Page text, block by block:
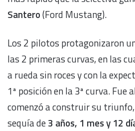
Santero(Ford Mustang).
Los 2 pilotos protagonizaron
las 2 primeras curvas, en las
a rueda sin roces y con la
1ª posición en la 3ª curva. Fue
comenzó a construir su
sequía de3 años, 1 mes y 12